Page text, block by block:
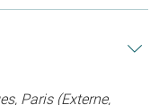
Paris (Externe,